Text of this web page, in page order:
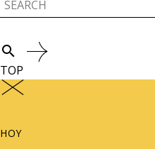
search
TOP
HOY